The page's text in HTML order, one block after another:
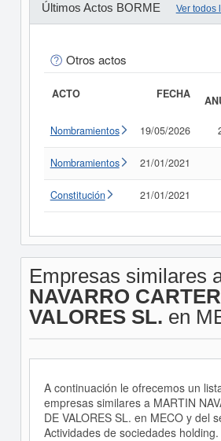
Últimos Actos BORME Ver todos
Otros actos
ACTO FECHA
Nombramientos 19/05/2026
Nombramientos 21/01/2021
Constitución 21/01/2021
Empresas similares
NAVARRO
VALORES SL. en
A continuación le ofrecemos un
empresas similares a MARTIN
DE VALORES SL. en MECO y del
Actividades de sociedades holding.